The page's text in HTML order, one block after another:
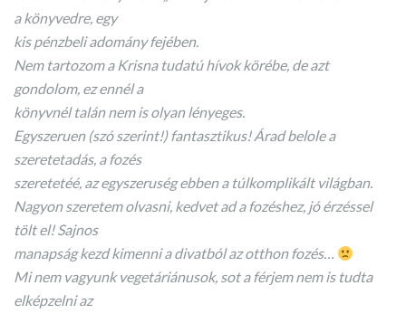
a könyvedre, egy
kis pénzbeli adomány fejében.
Nem tartozom a Krisna tudatú hívok körébe, de azt
gondolom, ez ennél a
könyvnél talán nem is olyan lényeges.
Egyszeruen (szó szerint!) fantasztikus! Árad belole a
szeretetadás, a fozés
szeretetéé, az egyszeruség ebben a túlkomplikált világban.
Nagyon szeretem olvasni, kedvet ad a fozéshez, jó érzéssel
tölt el! Sajnos
manapság kezd kimenni a divatból az otthon fozés…
Mi nem vagyunk vegetáriánusok, sot a férjem nem is tudta
elképzelni az